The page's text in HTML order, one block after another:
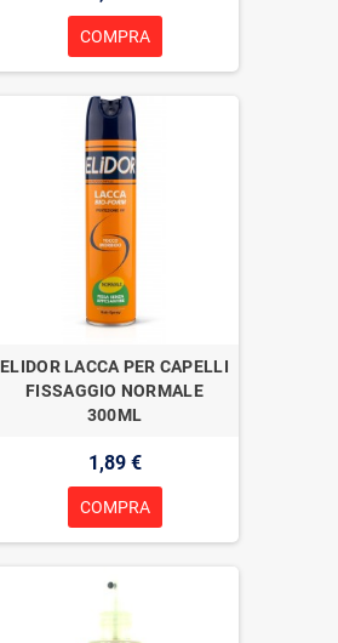
COMPRA
ELIDOR LACCA PER CAPELLI
FISSAGGIO NORMALE
300ML
1,89 €
COMPRA